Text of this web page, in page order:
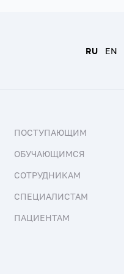
RU EN
ПОСТУПАЮЩИМ
ОБУЧАЮЩИМСЯ
СОТРУДНИКАМ
СПЕЦИАЛИСТАМ
ПАЦИЕНТАМ